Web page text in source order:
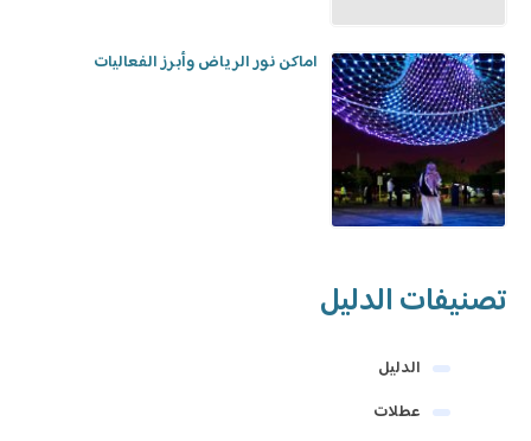
اماكن نور الرياض وأبرز الفعاليات
تصنيفات الدليل
الدليل
عطلات